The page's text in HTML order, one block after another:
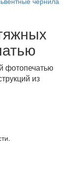
фотопечатью
из